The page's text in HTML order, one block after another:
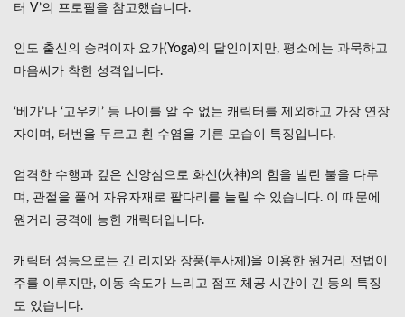
요가
임 (필
요가
(필살
요가
텔레
(필살
기)
터 V’의 프로필을 참고했습니다.
인도 출신의 승려이자 요가(Yoga)의 달인이지만, 평소에는 과묵하고
마음씨가 착한 성격입니다.
‘베가’나 ‘고우키’ 등 나이를 알 수 없는 캐릭터를 제외하고 가장 연장
자이며, 터번을 두르고 흰 수염을 기른 모습이 특징입니다.
엄격한 수행과 깊은 신앙심으로 화신(火神)의 힘을 빌린 불을 다루
며, 관절을 풀어 자유자재로 팔다리를 늘릴 수 있습니다. 이 때문에
원거리 공격에 능한 캐릭터입니다.
캐릭터 성능으로는 긴 리치와 장풍(투사체)을 이용한 원거리 전법이
주를 이루지만, 이동 속도가 느리고 점프 체공 시간이 긴 등의 특징
도 있습니다.